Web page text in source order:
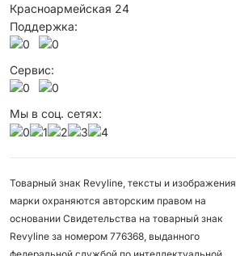
Красноармейская 24
Поддержка:
Сервис:
Мы в соц. сетях:
Товарный знак Revyline, тексты и изображения
марки охраняются авторским правом на
основании Свидетельства на товарный знак
Revyline за номером 776368, выданного